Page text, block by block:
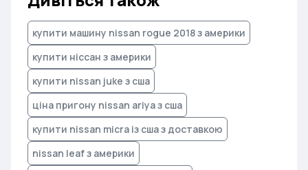
купити машину nissan rogue 2018 з америки
купити ніссан з америки
купити nissan juke з сша
ціна пригону nissan ariya з сша
купити nissan micra із сша з доставкою
nissan leaf з америки